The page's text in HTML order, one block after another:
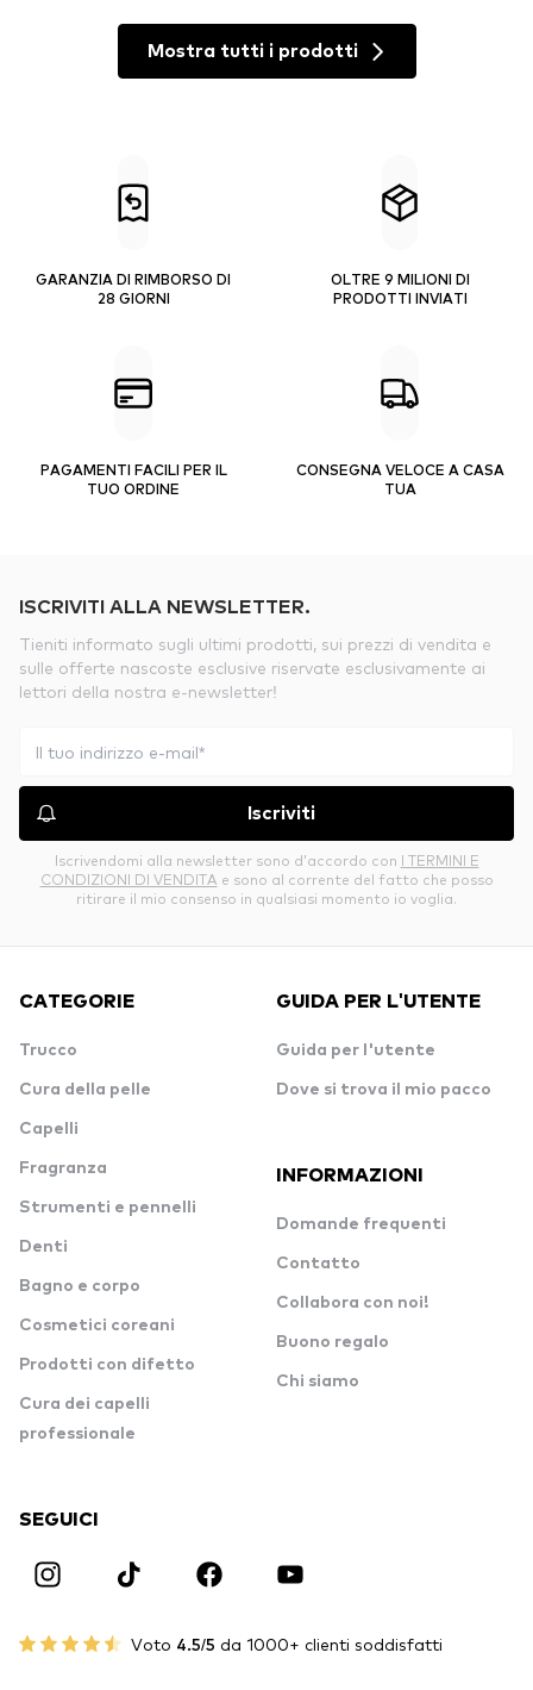
Mostra tutti i prodotti
GARANZIA DI RIMBORSO DI
28 GIORNI
OLTRE 9 MILIONI DI
PRODOTTI INVIATI
PAGAMENTI FACILI PER IL
TUO ORDINE
CONSEGNA VELOCE A CASA
TUA
ISCRIVITI ALLA NEWSLETTER.
Tieniti informato sugli ultimi prodotti, sui prezzi di vendita e
sulle offerte nascoste esclusive riservate esclusivamente ai
lettori della nostra e-newsletter!
Iscriviti
Iscrivendomi alla newsletter sono d’accordo con I TERMINI E
CONDIZIONI DI VENDITA e sono al corrente del fatto che posso
ritirare il mio consenso in qualsiasi momento io voglia.
CATEGORIE
Trucco
Cura della pelle
Capelli
Fragranza
Strumenti e pennelli
Denti
Bagno e corpo
Cosmetici coreani
Prodotti con difetto
Cura dei capelli
professionale
GUIDA PER L'UTENTE
Guida per l'utente
Dove si trova il mio pacco
INFORMAZIONI
Domande frequenti
Contatto
Collabora con noi!
Buono regalo
Chi siamo
SEGUICI
Voto 4.5/5 da 1000+ clienti soddisfatti